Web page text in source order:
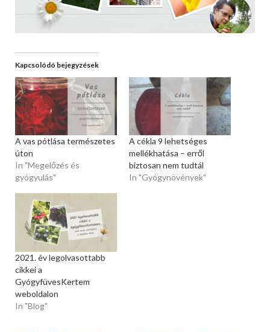
Kapcsolódó bejegyzések
A vas pótlása természetes
úton
In "Megelőzés és
gyógyulás"
A cékla 9 lehetséges
mellékhatása – erről
biztosan nem tudtál
In "Gyógynövények"
2021. év legolvasottabb
cikkei a
GyógyfüvesKertem
weboldalon
In "Blog"